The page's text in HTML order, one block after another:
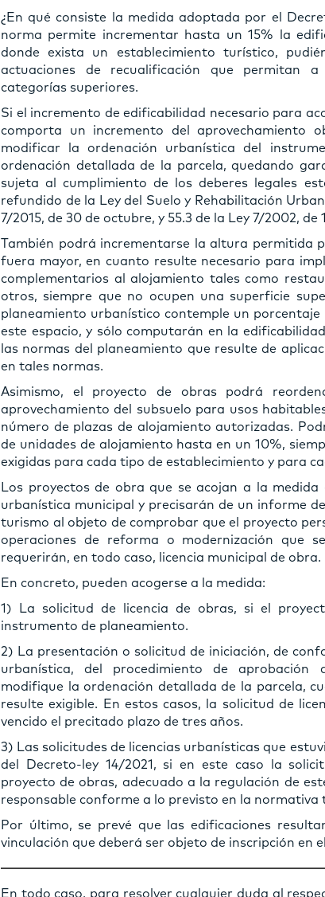
¿En qué consiste la medida adoptada por el
norma permite incrementar hasta un 15% la
donde exista un establecimiento turístico,
actuaciones de recualificación que permitan
categorías superiores.
Si el incremento de edificabilidad necesario para
comporta un incremento del aprovechamiento
modificar la ordenación urbanística del
ordenación detallada de la parcela, quedando
sujeta al cumplimiento de los deberes legales
refundido de la Ley del Suelo y Rehabilitación
7/2015, de 30 de octubre, y 55.3 de la Ley 7/2002, de
También podrá incrementarse la altura permitida
fuera mayor, en cuanto resulte necesario para
complementarios al alojamiento tales como
otros, siempre que no ocupen una superficie
planeamiento urbanístico contemple un
este espacio, y sólo computarán en la
las normas del planeamiento que resulte de
en tales normas.
Asimismo, el proyecto de obras podrá
aprovechamiento del subsuelo para usos
número de plazas de alojamiento autorizadas.
de unidades de alojamiento hasta en un 10%,
exigidas para cada tipo de establecimiento y para
Los proyectos de obra que se acojan a la
urbanística municipal y precisarán de un informe
turismo al objeto de comprobar que el proyecto
operaciones de reforma o modernización que
requerirán, en todo caso, licencia municipal de obra.
En concreto, pueden acogerse a la medida:
1) La solicitud de licencia de obras, si el
instrumento de planeamiento.
2) La presentación o solicitud de iniciación, de
urbanística, del procedimiento de aprobación
modifique la ordenación detallada de la parcela,
resulte exigible. En estos casos, la solicitud de
vencido el precitado plazo de tres años.
3) Las solicitudes de licencias urbanísticas que
del Decreto-ley 14/2021, si en este caso la
proyecto de obras, adecuado a la regulación de
responsable conforme a lo previsto en la normativa
Por último, se prevé que las edificaciones
vinculación que deberá ser objeto de inscripción en
En todo caso, para resolver cualquier duda al